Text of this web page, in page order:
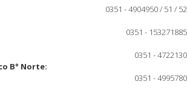
0351 - 4904950 / 51 / 52
0351 - 153271885
0351 - 4722130
B° Norte:
0351 - 4995780